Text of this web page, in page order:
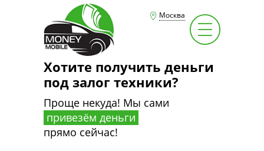
Москва
Хотите получить деньги
под залог техники?
Проще некуда! Мы сами
привезём деньги
прямо сейчас!